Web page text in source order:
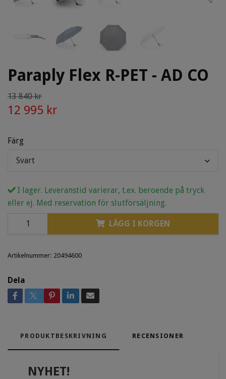
Paraply Flex R-PET - AD CO
13 840 kr
12 995 kr
Färg
Svart
I lager. Leveranstid varierar, t.ex. beroende på tryck
eller ej. Med reservation för slutförsäljning.
LÄGG I KORGEN
Artikelnummer: 20494600
Dela
PRODUKTBESKRIVNING RECENSIONER
NYHET!